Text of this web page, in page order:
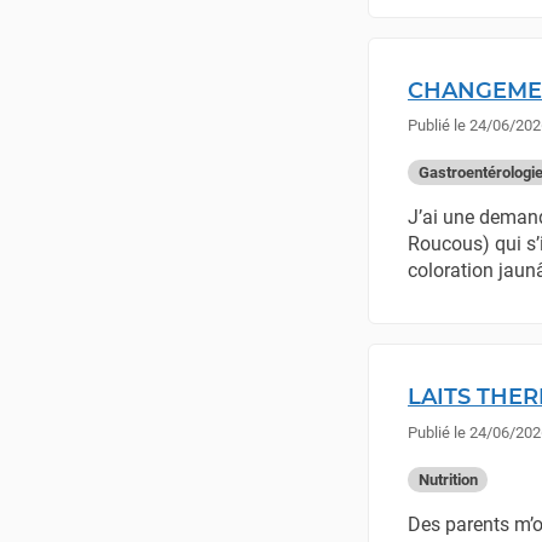
Publié le 24/06/
Gastroentérologie
J’ai une
Roucous) qui
coloration
LAITS
Publié le 24/06/
Nutrition
Des parents